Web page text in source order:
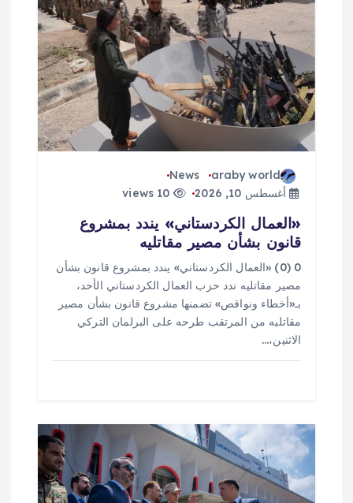
ت
araby world
News
أغسطس 10, 2026
«العمال الكردستاني» يندد بمشروع
قانون بشأن مصير مقاتليه
0 (0) «العمال الكردستاني» يندد بمشروع قانون بشأن
مصير مقاتليه ندد حزب العمال الكردستاني الأحد،
بـ«أخطاء ونواقص» تضمنها مشروع قانون بشأن مصير
مقاتليه من المرتقب طرحه على البرلمان التركي
الاثنين،…